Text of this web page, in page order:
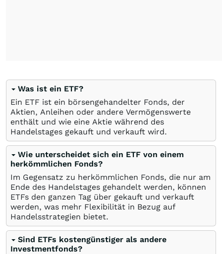
Was ist ein ETF?
Ein ETF ist ein börsengehandelter Fonds, der
Aktien, Anleihen oder andere Vermögenswerte
enthält und wie eine Aktie während des
Handelstages gekauft und verkauft wird.
Wie unterscheidet sich ein ETF von einem
herkömmlichen Fonds?
Im Gegensatz zu herkömmlichen Fonds, die nur am
Ende des Handelstages gehandelt werden, können
ETFs den ganzen Tag über gekauft und verkauft
werden, was mehr Flexibilität in Bezug auf
Handelsstrategien bietet.
Sind ETFs kostengünstiger als andere
Investmentfonds?